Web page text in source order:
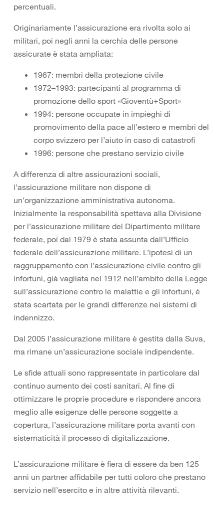
percentuali.
Originariamente l’assicurazione era rivolta solo ai
militari, poi negli anni la cerchia delle persone
assicurate è stata ampliata:
1967: membri della protezione civile
1972–1993: partecipanti al programma di
promozione dello sport «Gioventù+Sport»
1994: persone occupate in impieghi di
promovimento della pace all’estero e membri del
corpo svizzero per l’aiuto in caso di catastrofi
1996: persone che prestano servizio civile
A differenza di altre assicurazioni sociali,
l’assicurazione militare non dispone di
un’organizzazione amministrativa autonoma.
Inizialmente la responsabilità spettava alla Divisione
per l’assicurazione militare del Dipartimento militare
federale, poi dal 1979 è stata assunta dall’Ufficio
federale dell’assicurazione militare. L’ipotesi di un
raggruppamento con l’assicurazione civile contro gli
infortuni, già vagliata nel 1912 nell’ambito della Legge
sull’assicurazione contro le malattie e gli infortuni, è
stata scartata per le grandi differenze nei sistemi di
indennizzo.
Dal 2005 l’assicurazione militare è gestita dalla Suva,
ma rimane un’assicurazione sociale indipendente.
Le sfide attuali sono rappresentate in particolare dal
continuo aumento dei costi sanitari. Al fine di
ottimizzare le proprie procedure e rispondere ancora
meglio alle esigenze delle persone soggette a
copertura, l’assicurazione militare porta avanti con
sistematicità il processo di digitalizzazione.
L’assicurazione militare è fiera di essere da ben 125
anni un partner affidabile per tutti coloro che prestano
servizio nell’esercito e in altre attività rilevanti.